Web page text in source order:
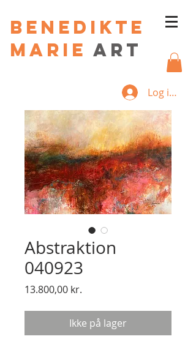
Benedikte
Marie art
Log ind
Abstraktion
040923
13.800,00 kr.
Ikke på lager